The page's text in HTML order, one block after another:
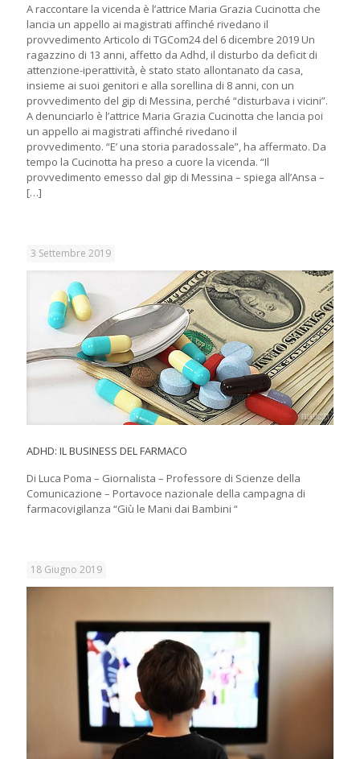
A raccontare la vicenda è lʼattrice Maria Grazia Cucinotta che
lancia un appello ai magistrati affinché rivedano il
provvedimento Articolo di TGCom24 del 6 dicembre 2019 Un
ragazzino di 13 anni, affetto da Adhd, il disturbo da deficit di
attenzione-iperattività, è stato stato allontanato da casa,
insieme ai suoi genitori e alla sorellina di 8 anni, con un
provvedimento del gip di Messina, perché “disturbava i vicini”.
A denunciarlo è l’attrice Maria Grazia Cucinotta che lancia poi
un appello ai magistrati affinché rivedano il
provvedimento. “E’ una storia paradossale”, ha affermato. Da
tempo la Cucinotta ha preso a cuore la vicenda. “Il
provvedimento emesso dal gip di Messina – spiega all’Ansa –
[…]
3 Settembre 2019
ADHD: IL BUSINESS DEL FARMACO
Di Luca Poma – Giornalista – Professore di Scienze della
Comunicazione – Portavoce nazionale della campagna di
farmacovigilanza “Giù le Mani dai Bambini “
18 Giugno 2019